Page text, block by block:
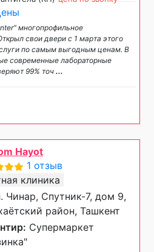
многопрофильное
свои двери с 1 марта этого
по самым выгодным ценам. В
современные лабораторные
99% точ ...
Hayot
1 отзыв
клиника
Чинар, Спутник-7, дом 9,
район, Ташкент
Супермаркет